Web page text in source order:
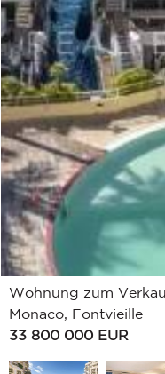
Wohnung zum
Monaco, Fontvieille
33 800 000 EUR